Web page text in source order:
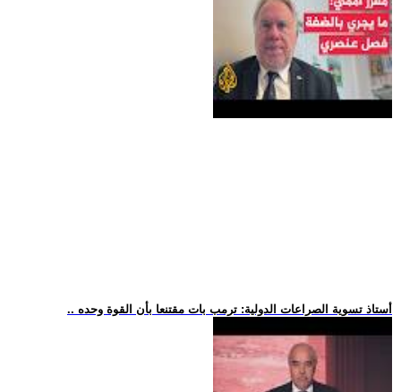
.. أستاذ تسوية الصراعات الدولية: ترمب بات مقتنعا بأن القوة وحده